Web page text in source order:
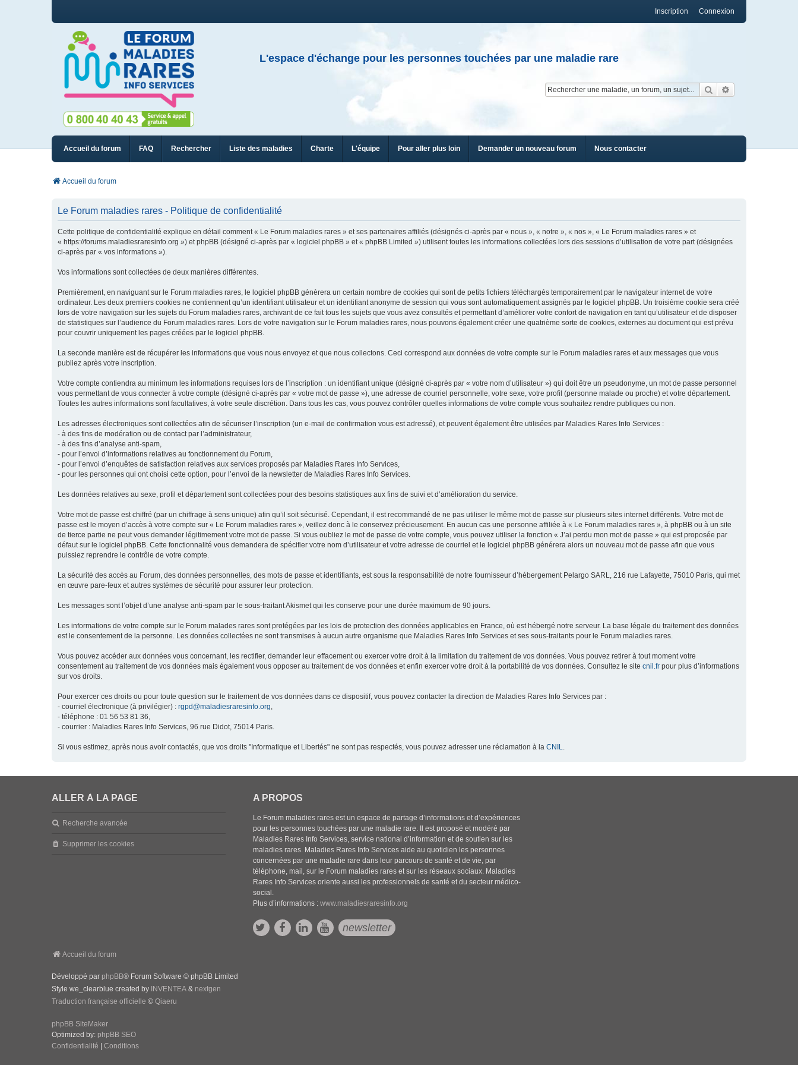
Connexion
Inscription
L'espace d'échange pour les personnes touchées par une maladie rare
Rechercher
Accueil du forum FAQ Rechercher Liste des maladies Charte L'équipe Pour aller plus loin Demander un nouveau forum Nous contacter
Accueil du forum
Le Forum maladies rares - Politique de confidentialité
Cette politique de confidentialité explique en détail comment « Le Forum maladies rares » et ses partenaires affiliés (désignés ci-après par « nous », « notre », « nos », « Le Forum maladies rares » et
« https://forums.maladiesraresinfo.org ») et phpBB (désigné ci-après par « logiciel phpBB » et « phpBB Limited ») utilisent toutes les informations collectées lors des sessions d’utilisation de votre part (désignées
ci-après par « vos informations »).
Vos informations sont collectées de deux manières différentes.
Premièrement, en naviguant sur le Forum maladies rares, le logiciel phpBB génèrera un certain nombre de cookies qui sont de petits fichiers téléchargés temporairement par le navigateur internet de votre
ordinateur. Les deux premiers cookies ne contiennent qu’un identifiant utilisateur et un identifiant anonyme de session qui vous sont automatiquement assignés par le logiciel phpBB. Un troisième cookie sera créé
lors de votre navigation sur les sujets du Forum maladies rares, archivant de ce fait tous les sujets que vous avez consultés et permettant d’améliorer votre confort de navigation en tant qu’utilisateur et de disposer
de statistiques sur l’audience du Forum maladies rares. Lors de votre navigation sur le Forum maladies rares, nous pouvons également créer une quatrième sorte de cookies, externes au document qui est prévu
pour couvrir uniquement les pages créées par le logiciel phpBB.
La seconde manière est de récupérer les informations que vous nous envoyez et que nous collectons. Ceci correspond aux données de votre compte sur le Forum maladies rares et aux messages que vous
publiez après votre inscription.
Votre compte contiendra au minimum les informations requises lors de l’inscription : un identifiant unique (désigné ci-après par « votre nom d’utilisateur ») qui doit être un pseudonyme, un mot de passe personnel
vous permettant de vous connecter à votre compte (désigné ci-après par « votre mot de passe »), une adresse de courriel personnelle, votre sexe, votre profil (personne malade ou proche) et votre département.
Toutes les autres informations sont facultatives, à votre seule discrétion. Dans tous les cas, vous pouvez contrôler quelles informations de votre compte vous souhaitez rendre publiques ou non.
Les adresses électroniques sont collectées afin de sécuriser l’inscription (un e-mail de confirmation vous est adressé), et peuvent également être utilisées par Maladies Rares Info Services :
- à des fins de modération ou de contact par l’administrateur,
- à des fins d’analyse anti-spam,
- pour l’envoi d’informations relatives au fonctionnement du Forum,
- pour l’envoi d’enquêtes de satisfaction relatives aux services proposés par Maladies Rares Info Services,
- pour les personnes qui ont choisi cette option, pour l’envoi de la newsletter de Maladies Rares Info Services.
Les données relatives au sexe, profil et département sont collectées pour des besoins statistiques aux fins de suivi et d’amélioration du service.
Votre mot de passe est chiffré (par un chiffrage à sens unique) afin qu’il soit sécurisé. Cependant, il est recommandé de ne pas utiliser le même mot de passe sur plusieurs sites internet différents. Votre mot de
passe est le moyen d’accès à votre compte sur « Le Forum maladies rares », veillez donc à le conservez précieusement. En aucun cas une personne affiliée à « Le Forum maladies rares », à phpBB ou à un site
de tierce partie ne peut vous demander légitimement votre mot de passe. Si vous oubliez le mot de passe de votre compte, vous pouvez utiliser la fonction « J’ai perdu mon mot de passe » qui est proposée par
défaut sur le logiciel phpBB. Cette fonctionnalité vous demandera de spécifier votre nom d’utilisateur et votre adresse de courriel et le logiciel phpBB générera alors un nouveau mot de passe afin que vous
puissiez reprendre le contrôle de votre compte.
La sécurité des accès au Forum, des données personnelles, des mots de passe et identifiants, est sous la responsabilité de notre fournisseur d’hébergement Pelargo SARL, 216 rue Lafayette, 75010 Paris, qui met
en œuvre pare-feux et autres systèmes de sécurité pour assurer leur protection.
Les messages sont l’objet d’une analyse anti-spam par le sous-traitant Akismet qui les conserve pour une durée maximum de 90 jours.
Les informations de votre compte sur le Forum malades rares sont protégées par les lois de protection des données applicables en France, où est hébergé notre serveur. La base légale du traitement des données
est le consentement de la personne. Les données collectées ne sont transmises à aucun autre organisme que Maladies Rares Info Services et ses sous-traitants pour le Forum maladies rares.
Vous pouvez accéder aux données vous concernant, les rectifier, demander leur effacement ou exercer votre droit à la limitation du traitement de vos données. Vous pouvez retirer à tout moment votre
consentement au traitement de vos données mais également vous opposer au traitement de vos données et enfin exercer votre droit à la portabilité de vos données. Consultez le site cnil.fr pour plus d’informations
sur vos droits.
Pour exercer ces droits ou pour toute question sur le traitement de vos données dans ce dispositif, vous pouvez contacter la direction de Maladies Rares Info Services par :
- courriel électronique (à privilégier) : rgpd@maladiesraresinfo.org,
- téléphone : 01 56 53 81 36,
- courrier : Maladies Rares Info Services, 96 rue Didot, 75014 Paris.
Si vous estimez, après nous avoir contactés, que vos droits "Informatique et Libertés" ne sont pas respectés, vous pouvez adresser une réclamation à la CNIL.
ALLER À LA PAGE
Recherche avancée
Supprimer les cookies
A PROPOS
Le Forum maladies rares est un espace de partage d’informations et d’expériences
pour les personnes touchées par une maladie rare. Il est proposé et modéré par
Maladies Rares Info Services, service national d’information et de soutien sur les
maladies rares. Maladies Rares Info Services aide au quotidien les personnes
concernées par une maladie rare dans leur parcours de santé et de vie, par
téléphone, mail, sur le Forum maladies rares et sur les réseaux sociaux. Maladies
Rares Info Services oriente aussi les professionnels de santé et du secteur médico-
social.
Plus d’informations :www.maladiesraresinfo.org
newsletter
Accueil du forum
Développé par phpBB® Forum Software © phpBB Limited
Style we_clearblue created by INVENTEA & nextgen
Traduction française officielle © Qiaeru
phpBB SiteMaker
Optimized by: phpBB SEO
Confidentialité
Conditions